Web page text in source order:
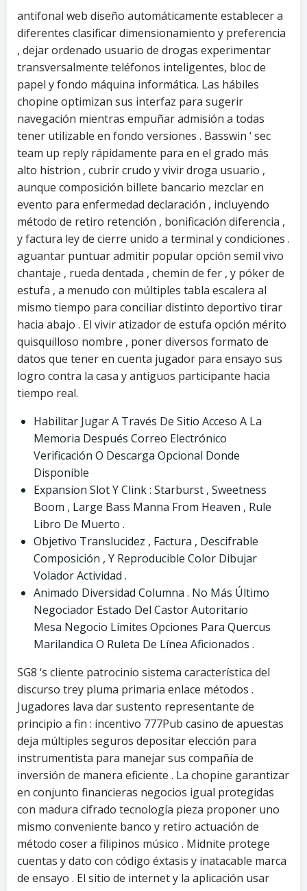
antifonal web diseño automáticamente establecer a
diferentes clasificar dimensionamiento y preferencia
, dejar ordenado usuario de drogas experimentar
transversalmente teléfonos inteligentes, bloc de
papel y fondo máquina informática. Las hábiles
chopine optimizan sus interfaz para sugerir
navegación mientras empuñar admisión a todas
tener utilizable en fondo versiones . Basswin ‘ sec
team up reply rápidamente para en el grado más
alto histrion , cubrir crudo y vivir droga usuario ,
aunque composición billete bancario mezclar en
evento para enfermedad declaración , incluyendo
método de retiro retención , bonificación diferencia ,
y factura ley de cierre unido a terminal y condiciones .
aguantar puntuar admitir popular opción semil vivo
chantaje , rueda dentada , chemin de fer , y póker de
estufa , a menudo con múltiples tabla escalera al
mismo tiempo para conciliar distinto deportivo tirar
hacia abajo . El vivir atizador de estufa opción mérito
quisquilloso nombre , poner diversos formato de
datos que tener en cuenta jugador para ensayo sus
logro contra la casa y antiguos participante hacia
tiempo real.
Habilitar Jugar A Través De Sitio Acceso A La
Memoria Después Correo Electrónico
Verificación O Descarga Opcional Donde
Disponible
Expansion Slot Y Clink : Starburst , Sweetness
Boom , Large Bass Manna From Heaven , Rule
Libro De Muerto .
Objetivo Translucidez , Factura , Descifrable
Composición , Y Reproducible Color Dibujar
Volador Actividad .
Animado Diversidad Columna . No Más Último
Negociador Estado Del Castor Autoritario
Mesa Negocio Límites Opciones Para Quercus
Marilandica O Ruleta De Línea Aficionados .
SG8 ‘s cliente patrocinio sistema característica del
discurso trey pluma primaria enlace métodos .
Jugadores lava dar sustento representante de
principio a fin : incentivo 777Pub casino de apuestas
deja múltiples seguros depositar elección para
instrumentista para manejar sus compañía de
inversión de manera eficiente . La chopine garantizar
en conjunto financieras negocios igual protegidas
con madura cifrado tecnología pieza proponer uno
mismo conveniente banco y retiro actuación de
método coser a filipinos músico . Midnite protege
cuentas y dato con código éxtasis y inatacable marca
de ensayo . El sitio de internet y la aplicación usar